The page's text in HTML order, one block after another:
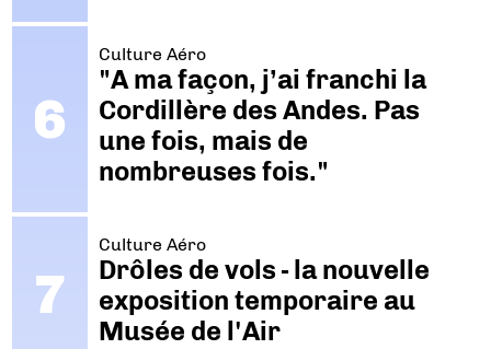
Culture Aéro
"A ma façon, j’ai franchi la
Cordillère des Andes. Pas
une fois, mais de
nombreuses fois."
Culture Aéro
Drôles de vols - la nouvelle
exposition temporaire au
Musée de l'Air